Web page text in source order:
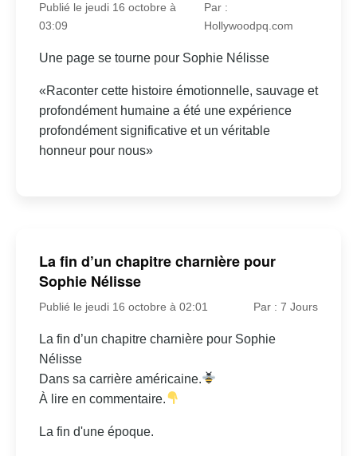
Publié le jeudi 16 octobre à
03:09
Par :
Hollywoodpq.com
Une page se tourne pour Sophie Nélisse
«Raconter cette histoire émotionnelle, sauvage et
profondément humaine a été une expérience
profondément significative et un véritable
honneur pour nous»
La fin d’un chapitre charnière pour
Sophie Nélisse
Publié le jeudi 16 octobre à 02:01 Par : 7 Jours
La fin d’un chapitre charnière pour Sophie
Nélisse
Dans sa carrière américaine.
À lire en commentaire.
La fin d'une époque.